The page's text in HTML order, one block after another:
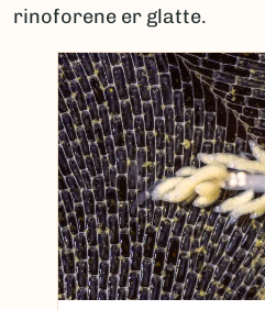
rinoforene er glatte.